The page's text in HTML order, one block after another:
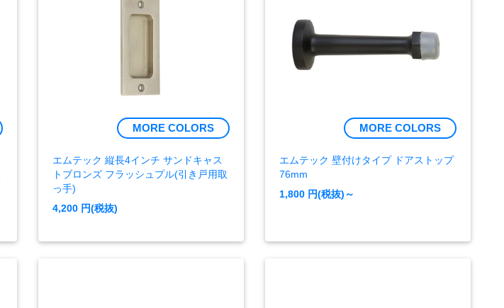
MORE COLORS
エムテック 縦長4インチ サンドキャス
トブロンズ フラッシュプル(引き戸用取
っ手)
4,200 円(税抜)
MORE COLORS
エムテック 壁付けタイプ ドアストップ
76mm
1,800 円(税抜)～